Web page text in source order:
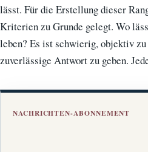
lässt. Für die Erstellung dieser
Kriterien zu Grunde gelegt. Wo
leben? Es ist schwierig, objektiv
zuverlässige Antwort zu geben.
NACHRICHTEN-ABONNEMENT